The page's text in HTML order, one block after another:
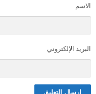
الاسم
البريد الإلكتروني